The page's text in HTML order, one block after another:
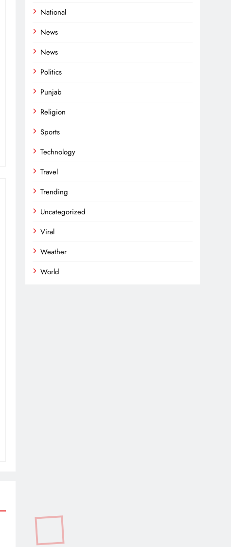
National
News
News
Politics
Punjab
Religion
Sports
Technology
Travel
Trending
Uncategorized
Viral
Weather
World